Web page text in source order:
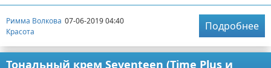
Римма Волкова 07-06-2019 04:40
Красота
Подробнее
Тональный крем Seventeen (Time Plus и